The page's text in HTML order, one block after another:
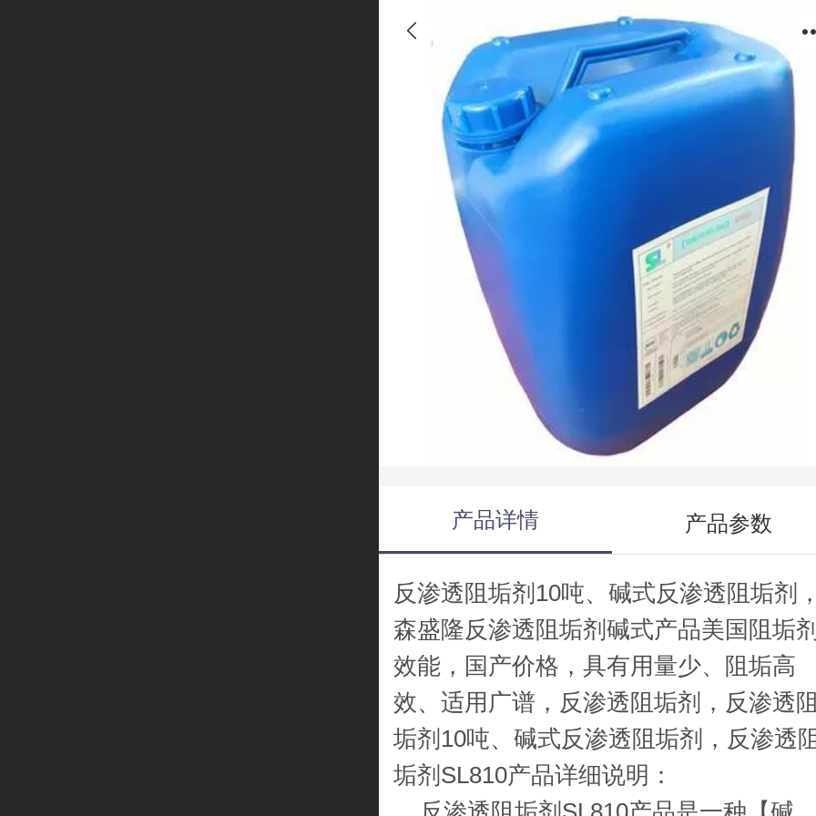
反渗透阻垢剂10吨、碱式反渗透阻垢剂
产品详情 产品参数
反渗透阻垢剂10吨、碱式反渗透阻垢剂，
森盛隆反渗透阻垢剂碱式产品美国阻垢剂
效能，国产价格，具有用量少、阻垢高
效、适用广谱，反渗透阻垢剂，反渗透阻
垢剂10吨、碱式反渗透阻垢剂，反渗透阻
垢剂SL810产品详细说明：